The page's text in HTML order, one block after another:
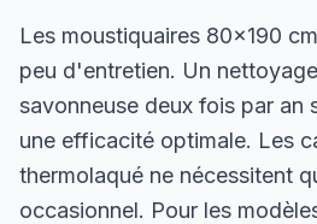
Les moustiquaires 80×190
peu d'entretien. Un
savonneuse deux fois par an
une efficacité optimale. Les
thermolaqué ne nécessitent
occasionnel. Pour les